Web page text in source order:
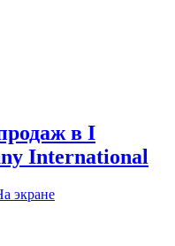
в I
International
экране